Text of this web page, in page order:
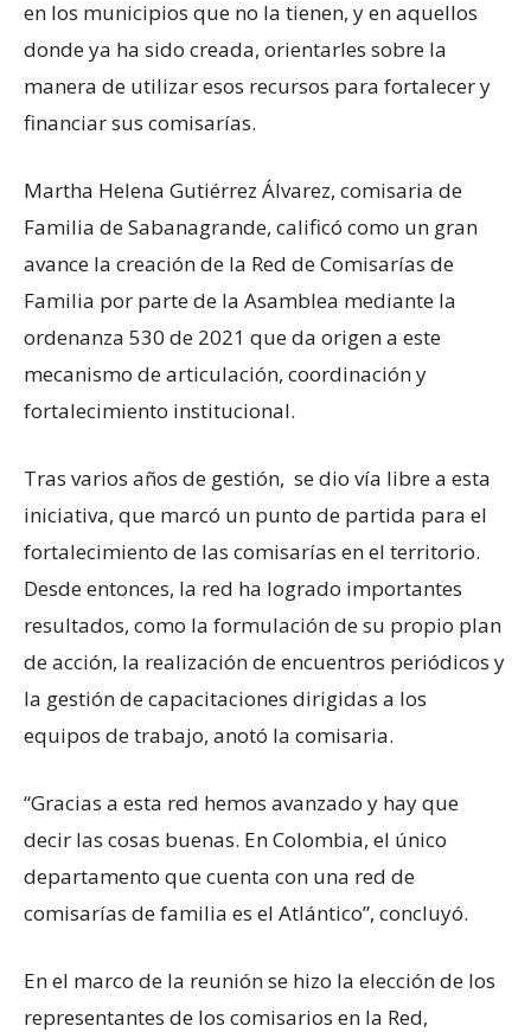
en los municipios que no la tienen, y en aquellos
donde ya ha sido creada, orientarles sobre la
manera de utilizar esos recursos para fortalecer y
financiar sus comisarías.
Martha Helena Gutiérrez Álvarez, comisaria de
Familia de Sabanagrande, calificó como un gran
avance la creación de la Red de Comisarías de
Familia por parte de la Asamblea mediante la
ordenanza 530 de 2021 que da origen a este
mecanismo de articulación, coordinación y
fortalecimiento institucional.
Tras varios años de gestión, se dio vía libre a esta
iniciativa, que marcó un punto de partida para el
fortalecimiento de las comisarías en el territorio.
Desde entonces, la red ha logrado importantes
resultados, como la formulación de su propio plan
de acción, la realización de encuentros periódicos y
la gestión de capacitaciones dirigidas a los
equipos de trabajo, anotó la comisaria.
“Gracias a esta red hemos avanzado y hay que
decir las cosas buenas. En Colombia, el único
departamento que cuenta con una red de
comisarías de familia es el Atlántico”, concluyó.
En el marco de la reunión se hizo la elección de los
representantes de los comisarios en la Red,